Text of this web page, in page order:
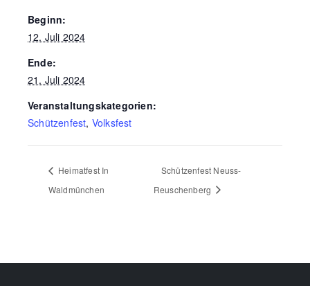
Beginn:
12. Juli 2024
Ende:
21. Juli 2024
Veranstaltungskategorien:
Schützenfest, Volksfest
Heimatfest In
Waldmünchen
Schützenfest Neuss-
Reuschenberg